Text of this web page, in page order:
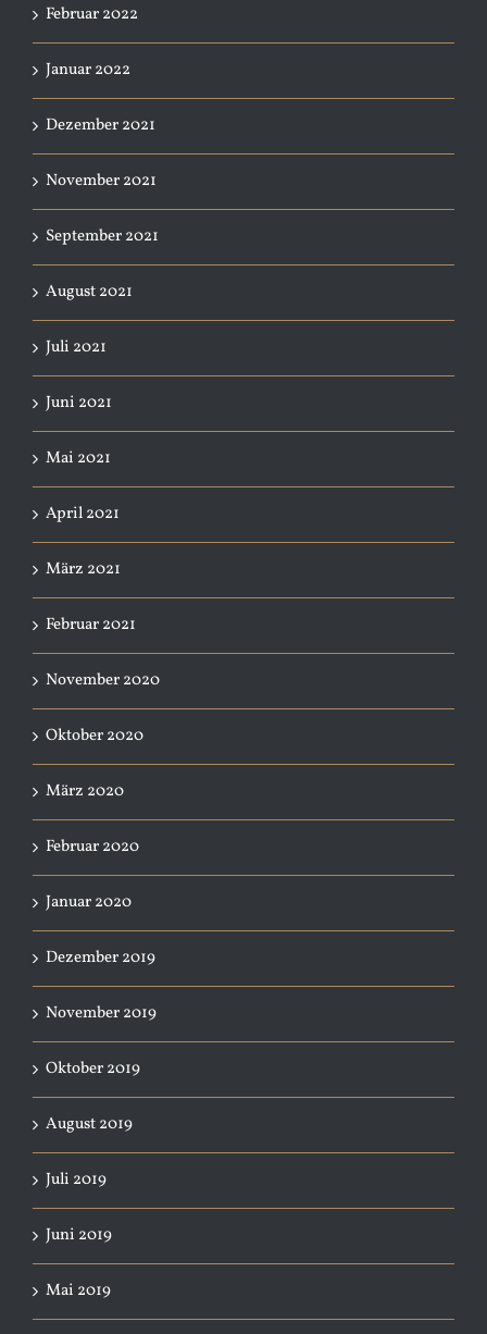
Februar 2022
Januar 2022
Dezember 2021
November 2021
September 2021
August 2021
Juli 2021
Juni 2021
Mai 2021
April 2021
März 2021
Februar 2021
November 2020
Oktober 2020
März 2020
Februar 2020
Januar 2020
Dezember 2019
November 2019
Oktober 2019
August 2019
Juli 2019
Juni 2019
Mai 2019